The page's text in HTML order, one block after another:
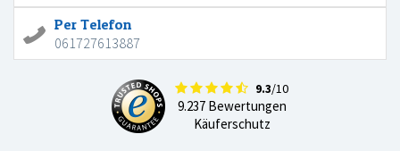
Per Telefon
061727613887
9.3/10
9.237 Bewertungen
Käuferschutz